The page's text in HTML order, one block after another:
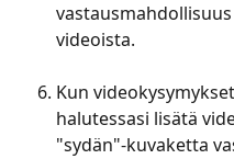
videoista.
Kun
halutessasi lisätä
"sydän"-kuvaketta